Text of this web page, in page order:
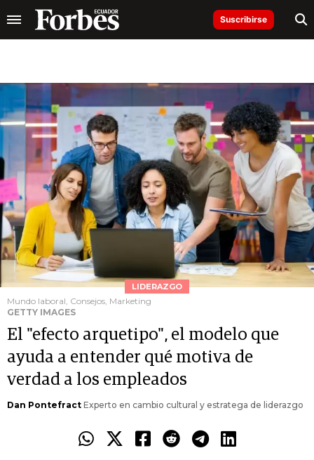
Suscribirse
LIDERAZGO
Mundo laboral, Consejos, Marketing
GETTY IMAGES
El "efecto arquetipo", el modelo que
ayuda a entender qué motiva de
verdad a los empleados
Dan Pontefract Experto en cambio cultural y estratega de liderazgo